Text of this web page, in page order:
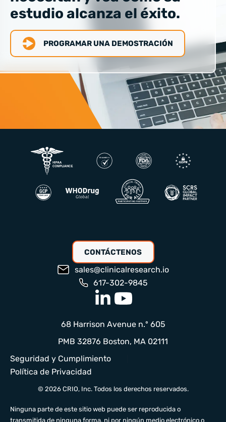
estudio alcanza el éxito.
PROGRAMAR UNA DEMOSTRACIÓN
CONTÁCTENOS
sales@clinicalresearch.io
617-302-9845
Seguridad y Cumplimiento
Política de Privacidad
© 2026 CRIO, Inc. Todos los derechos reservados.
68 Harrison Avenue n.º 605
PMB 32876 Boston, MA 02111
Ninguna parte de este sitio web puede ser reproducida o
transmitida de ninguna forma, ni por ningún medio electrónico o